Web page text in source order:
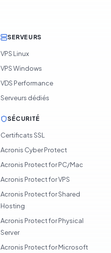
SERVEURS
VPS Linux
VPS Windows
VDS Performance
Serveurs dédiés
SÉCURITÉ
Certificats SSL
Acronis Cyber Protect
Acronis Protect for PC/Mac
Acronis Protect for VPS
Acronis Protect for Shared
Hosting
Acronis Protect for Physical
Server
Acronis Protect for Microsoft